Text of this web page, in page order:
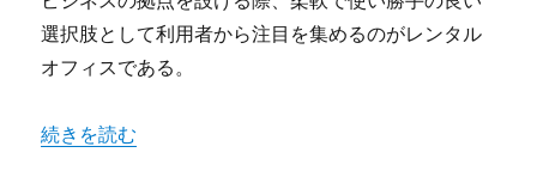
選択肢として利用者から注目を集めるのがレンタル
オフィスである。
“多様化する働き方に最適なレンタルオフィス大阪で実
続きを読む